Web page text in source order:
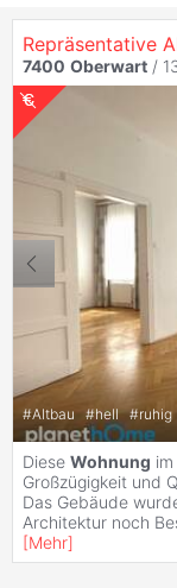
Repräsentative
7400 Oberwart /
#Altbau #hell #ruhig
Diese Wohnung
Großzügigkeit und
Das Gebäude
Architektur noch
[Mehr]